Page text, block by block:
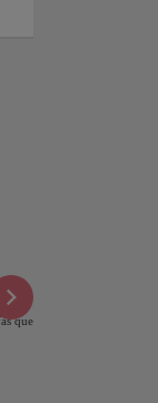
que